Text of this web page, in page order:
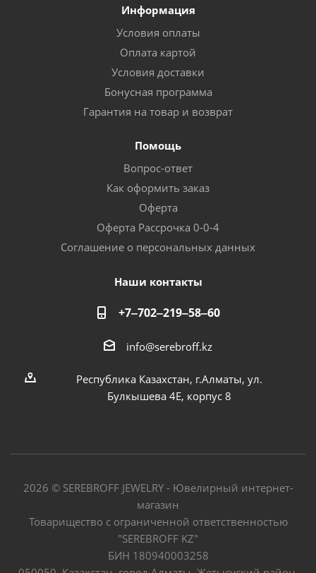
Информация
Условия оплаты
Оплата картой
Условия доставки
Бонусная программа
Гарантия на товар и возврат
Помощь
Вопрос-ответ
Как оформить заказ
Оферта
Оферта Рассрочка 0-0-4
Соглашение о персональных данных
Наши контакты
+7‒702‒219‒58‒60
info@serebroff.kz
Республика Казахстан, г.Алматы, ул.
Булкышева 4Е, корпус 8
2026 © SEREBROFF JEWELRY - Ювелирный интернет-
магазин
Товарищество с ограниченной ответственностью
"SEREBROFF KZ"
БИН 180940003258